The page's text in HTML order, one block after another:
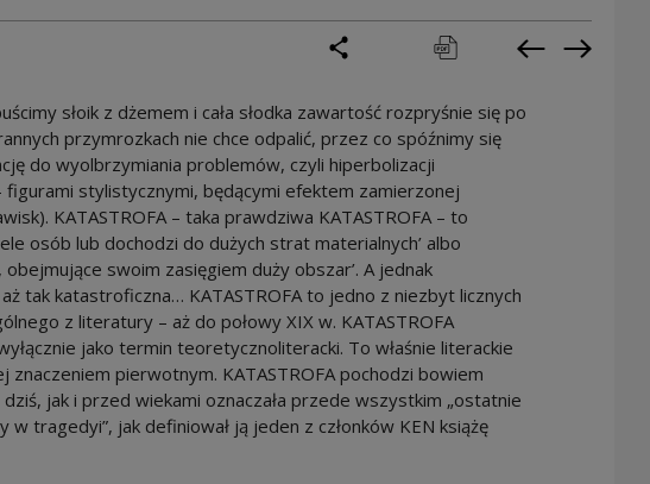
print pobierz Previous
Next
słoik z dżemem i cała słodka zawartość rozpryśnie się po
przymrozkach nie chce odpalić, przez co spóźnimy się
do wyolbrzymiania problemów, czyli hiperbolizacji
figurami stylistycznymi, będącymi efektem zamierzonej
KATASTROFA – taka prawdziwa KATASTROFA – to
osób lub dochodzi do dużych strat materialnych’ albo
swoim zasięgiem duży obszar’. A jednak
aż tak katastroficzna… KATASTROFA to jedno z niezbyt licznych
z literatury – aż do połowy XIX w. KATASTROFA
jako termin teoretycznoliteracki. To właśnie literackie
znaczeniem pierwotnym. KATASTROFA pochodzi bowiem
jak i przed wiekami oznaczała przede wszystkim „ostatnie
tragedyi”, jak definiował ją jeden z członków KEN książę